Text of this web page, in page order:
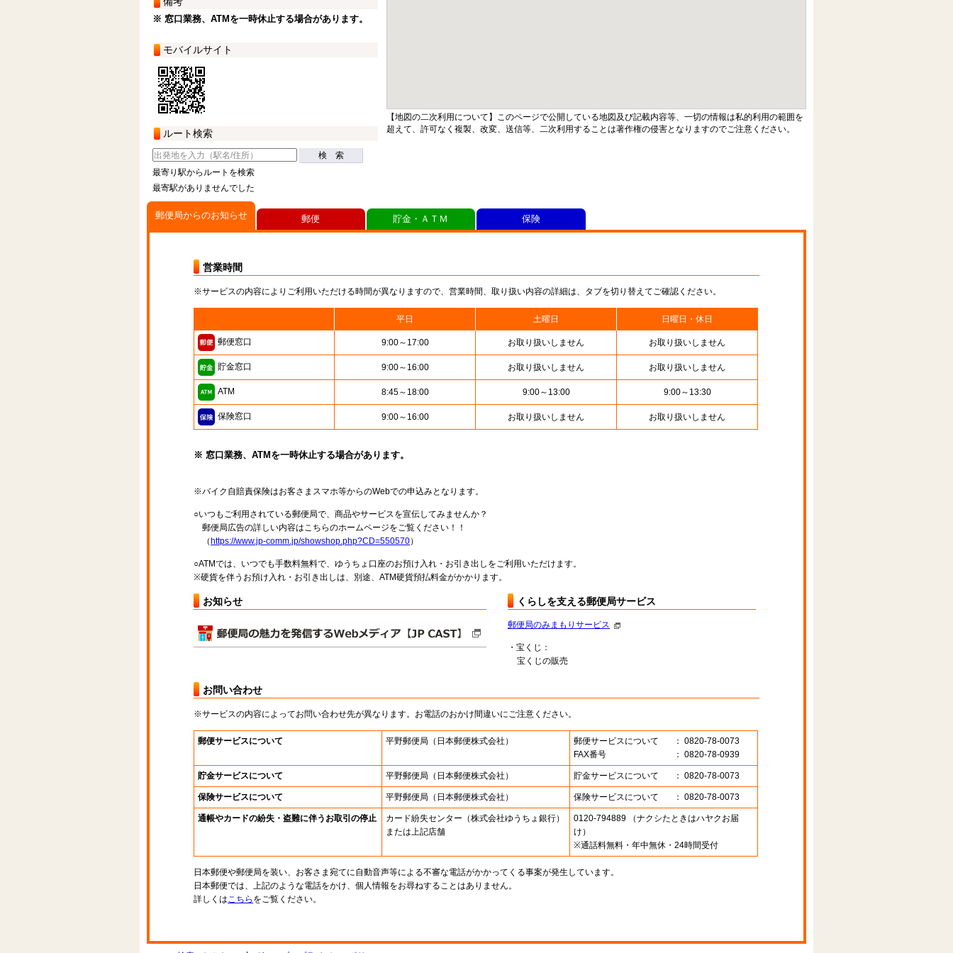
※ 窓口業務、ATMを一時休止する場合があります。
モバイルサイト
ルート検索
検 索
最寄り駅からルートを検索
最寄駅がありませんでした
【地図の二次利用について】このページで公開している地図及び記載内容等、一切の情報は私的利用の範囲を
超えて、許可なく複製、改変、送信等、二次利用することは著作権の侵害となりますのでご注意ください。
郵便局からのお知らせ
営業時間
※サービスの内容によりご利用いただける時間が異なりますので、営業時間、取り扱い内容の詳細は、タブを切り替えてご確認ください。
平日 土曜日 日曜日・休日
郵便窓口 9:00～17:00 お取り扱いしません お取り扱いしません
貯金窓口 9:00～16:00 お取り扱いしません お取り扱いしません
ATM 8:45～18:00 9:00～13:00 9:00～13:30
保険窓口 9:00～16:00 お取り扱いしません お取り扱いしません
※ 窓口業務、ATMを一時休止する場合があります。
※バイク自賠責保険はお客さまスマホ等からのWebでの申込みとなります。
○いつもご利用されている郵便局で、商品やサービスを宣伝してみませんか？
郵便局広告の詳しい内容はこちらのホームページをご覧ください！！
（ https://www.jp-comm.jp/showshop.php?CD=550570）
○ATMでは、いつでも手数料無料で、ゆうちょ口座のお預け入れ・お引き出しをご利用いただけます。
※硬貨を伴うお預け入れ・お引き出しは、別途、ATM硬貨預払料金がかかります。
お知らせ くらしを支える郵便局サービス
郵便局のみまもりサービス
・宝くじ：
宝くじの販売
お問い合わせ
※サービスの内容によってお問い合わせ先が異なります。お電話のおかけ間違いにご注意ください。
郵便サービスについて 平野郵便局 （日本郵便株式会社） 郵便サービスについて
： 0820-78-0073
FAX番号
： 0820-78-0939
貯金サービスについて 平野郵便局 （日本郵便株式会社） 貯金サービスについて ： 0820-78-0073
保険サービスについて 平野郵便局 （日本郵便株式会社） 保険サービスについて ： 0820-78-0073
通帳やカードの紛失・盗難に伴うお取引の停止 カード紛失センター （株式会社ゆうちょ銀行）
または上記店舗
0120-794889 （ナクシたときはハヤクお届
け）
※通話料無料・年中無休・24時間受付
日本郵便や郵便局を装い、お客さま宛てに自動音声等による不審な電話がかかってくる事案が発生しています。
日本郵便では、上記のような電話をかけ、個人情報をお尋ねすることはありません。
詳しくはこちら をご覧ください。
郵便 貯金・ＡＴＭ 保険